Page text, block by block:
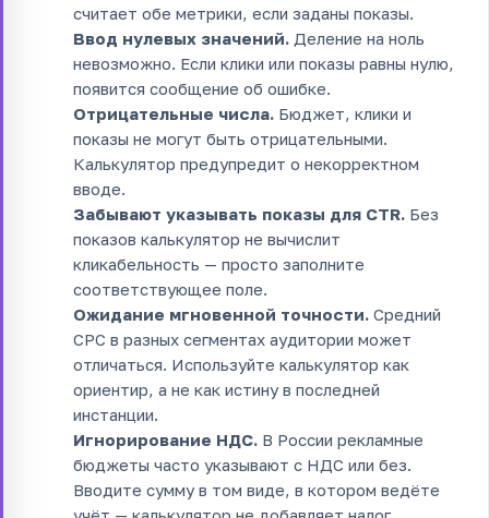
считает обе метрики, если заданы показы.
Ввод нулевых значений. Деление на ноль
невозможно. Если клики или показы равны нулю,
появится сообщение об ошибке.
Отрицательные числа. Бюджет, клики и
показы не могут быть отрицательными.
Калькулятор предупредит о некорректном
вводе.
Забывают указывать показы для CTR. Без
показов калькулятор не вычислит
кликабельность — просто заполните
соответствующее поле.
Ожидание мгновенной точности. Средний
CPC в разных сегментах аудитории может
отличаться. Используйте калькулятор как
ориентир, а не как истину в последней
инстанции.
Игнорирование НДС. В России рекламные
бюджеты часто указывают с НДС или без.
Вводите сумму в том виде, в котором ведёте